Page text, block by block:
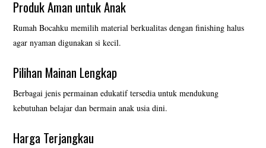
Produk Aman untuk Anak
Rumah Bocahku memilih material berkualitas dengan finishing halus
agar nyaman digunakan si kecil.
Pilihan Mainan Lengkap
Berbagai jenis permainan edukatif tersedia untuk mendukung
kebutuhan belajar dan bermain anak usia dini.
Harga Terjangkau